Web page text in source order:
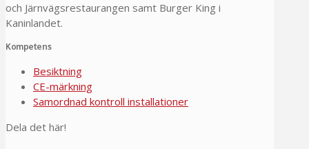
och Järnvägsrestaurangen samt Burger King i
Kaninlandet.
Kompetens
Besiktning
CE-märkning
Samordnad kontroll installationer
Dela det här!